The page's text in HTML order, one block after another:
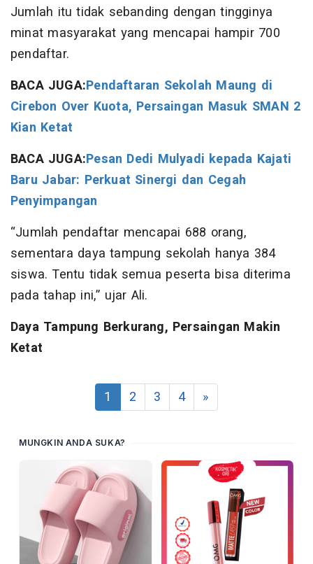
Jumlah itu tidak sebanding dengan tingginya
minat masyarakat yang mencapai hampir 700
pendaftar.
BACA JUGA:Pendaftaran Sekolah Maung di
Cirebon Over Kuota, Persaingan Masuk SMAN 2
Kian Ketat
BACA JUGA:Pesan Dedi Mulyadi kepada Kajati
Baru Jabar: Perkuat Sinergi dan Cegah
Penyimpangan
“Jumlah pendaftar mencapai 688 orang,
sementara daya tampung sekolah hanya 384
siswa. Tentu tidak semua peserta bisa diterima
pada tahap ini,” ujar Ali.
Daya Tampung Berkurang, Persaingan Makin
Ketat
1 2 3 4 »